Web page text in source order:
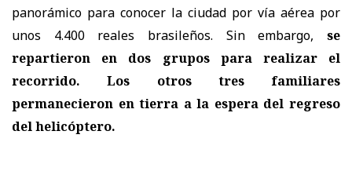
panorámico para conocer la ciudad por vía aérea por
unos 4.400 reales brasileños. Sin embargo, se
repartieron en dos grupos para realizar el
recorrido. Los otros tres familiares
permanecieron en tierra a la espera del regreso
del helicóptero.